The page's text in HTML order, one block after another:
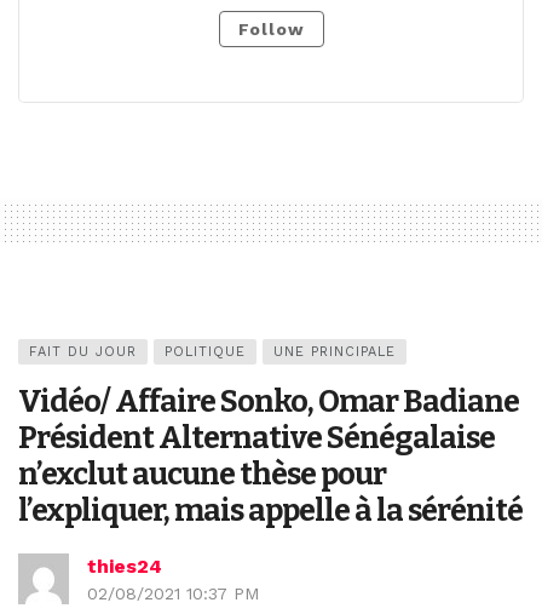
Follow
FAIT DU JOUR POLITIQUE UNE PRINCIPALE
Vidéo/ Affaire Sonko, Omar Badiane
Président Alternative Sénégalaise
n’exclut aucune thèse pour
l’expliquer, mais appelle à la sérénité
thies24
02/08/2021 10:37 PM